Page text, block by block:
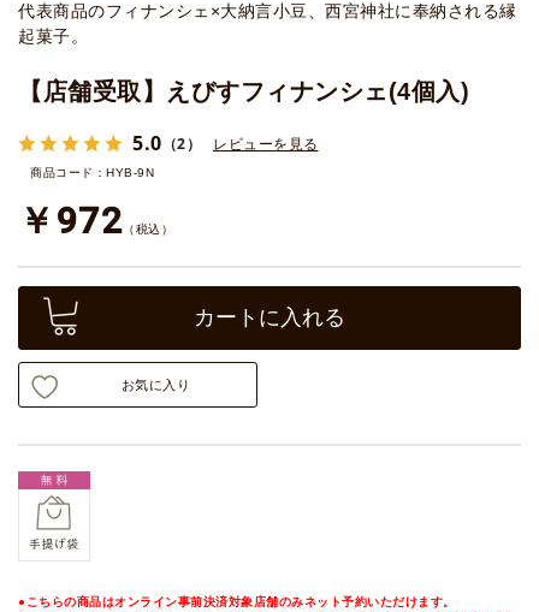
代表商品のフィナンシェ×大納言小豆、西宮神社に奉納される縁
起菓子。
【店舗受取】えびすフィナンシェ(4個入)
5.0 （2） レビューを見る
商品コード：HYB-9N
￥972 （税込）
カートに入れる
お気に入り
●こちらの商品はオンライン事前決済対象店舗のみネット予約いただけます。